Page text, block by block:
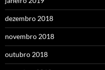
dezembro 2018
novembro 2018
outubro 2018